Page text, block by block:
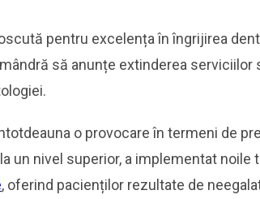
pentru excelența în îngrijirea
să anunțe extinderea serviciilor
o provocare în termeni de
un nivel superior, a implementat
, oferind pacienților rezultate de